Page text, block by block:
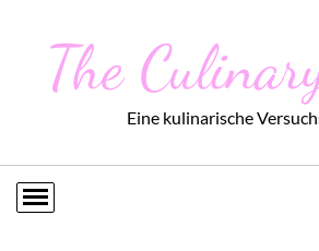
The
Eine kulinarische